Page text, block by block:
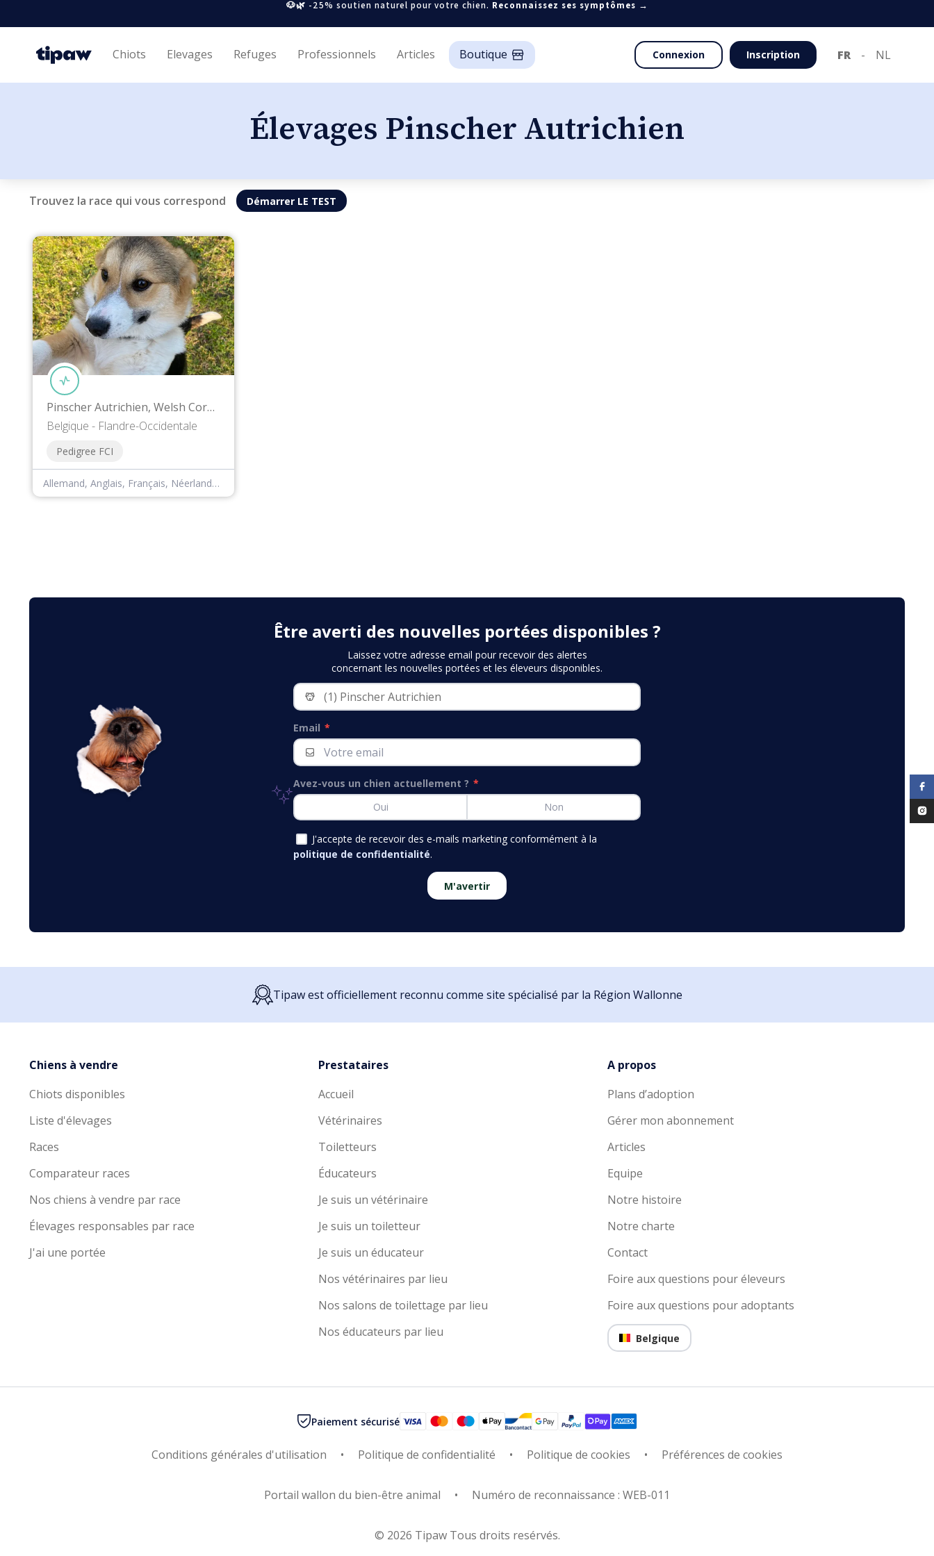
🐶🌿 -25% soutien naturel pour votre chien. Reconnaissez ses symptômes →
Chiots Elevages Refuges Professionnels Articles Boutique Connexion Inscription FR - NL
Élevages Pinscher Autrichien
Trouvez la race qui vous correspond Démarrer LE TEST
Pinscher Autrichien, Welsh Corgi Pembroke
Belgique - Flandre-Occidentale
Pedigree FCI
Allemand, Anglais, Français, Néerlandais
Être averti des nouvelles portées disponibles ?
Laissez votre adresse email pour recevoir des alertes
concernant les nouvelles portées et les éleveurs disponibles.
Email *
Avez-vous un chien actuellement ? *
Oui
Non
J'accepte de recevoir des e-mails marketing conformément à la
politique de confidentialité.
M'avertir
Tipaw est officiellement reconnu comme site spécialisé par la Région Wallonne
Chiens à vendre
Chiots disponibles
Liste d'élevages
Races
Comparateur races
Nos chiens à vendre par race
Élevages responsables par race
J'ai une portée
Prestataires
Accueil
Vétérinaires
Toiletteurs
Éducateurs
Je suis un vétérinaire
Je suis un toiletteur
Je suis un éducateur
Nos vétérinaires par lieu
Nos salons de toilettage par lieu
Nos éducateurs par lieu
A propos
Plans d’adoption
Gérer mon abonnement
Articles
Equipe
Notre histoire
Notre charte
Contact
Foire aux questions pour éleveurs
Foire aux questions pour adoptants
Belgique
Paiement sécurisé
Conditions générales d'utilisation Politique de confidentialité Politique de cookies Préférences de cookies
Portail wallon du bien-être animal Numéro de reconnaissance : WEB-011
© 2026 Tipaw Tous droits resérvés.